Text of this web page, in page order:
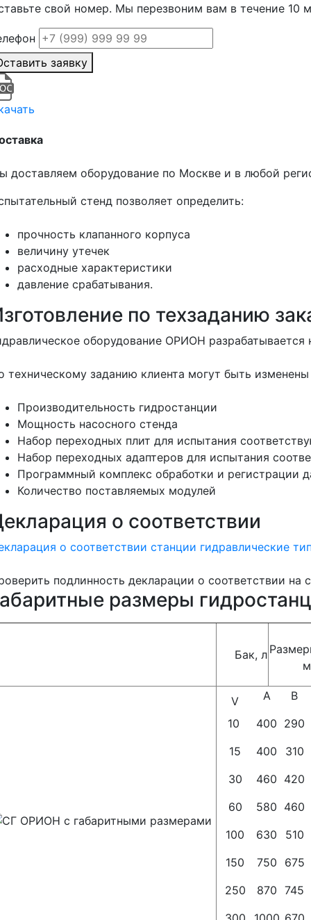
свой номер. Мы перезвоним вам в течение 10
заявку
доставляем оборудование по Москве и в любой
стенд позволяет определить:
прочность клапанного корпуса
величину утечек
расходные характеристики
давление срабатывания.
по техзаданию
оборудование ОРИОН
техническому заданию клиента могут быть
Производительность гидростанции
Мощность насосного стенда
Набор переходных плит для испытания
Набор переходных адаптеров для испытания
Программный комплекс обработки и регистрации
Количество поставляемых модулей
о соответствии
о соответствии станции гидравлические
подлинность декларации о соответствии
размеры
Бак, л
V A
B
10
400 290
15
400
310
30
460 420
60
580 460
100
630
510
150
750
675
250
870 745